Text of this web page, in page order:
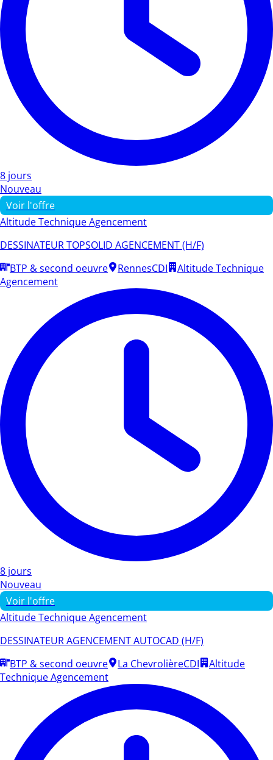
8 jours
Nouveau
Voir l'offre
Altitude Technique Agencement
DESSINATEUR TOPSOLID AGENCEMENT (H/F)
BTP & second oeuvre
RennesCDI
Altitude Technique
Agencement
8 jours
Nouveau
Voir l'offre
Altitude Technique Agencement
DESSINATEUR AGENCEMENT AUTOCAD (H/F)
BTP & second oeuvre
La ChevrolièreCDI
Altitude
Technique Agencement